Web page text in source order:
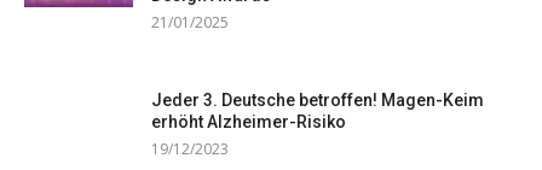
21/01/2025
Jeder 3. Deutsche betroffen! Magen-Keim
erhöht Alzheimer-Risiko
19/12/2023